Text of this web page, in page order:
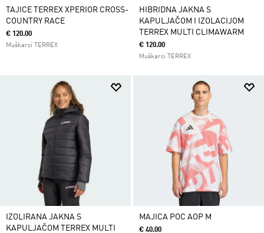
TAJICE TERREX XPERIOR CROSS-
COUNTRY RACE
€ 120.00
Muškarci TERREX
HIBRIDNA JAKNA S
KAPULJAČOM I IZOLACIJOM
TERREX MULTI CLIMAWARM
€ 120.00
Muškarci TERREX
IZOLIRANA JAKNA S
KAPULJAČOM TERREX MULTI
MAJICA POC AOP M
€ 40.00